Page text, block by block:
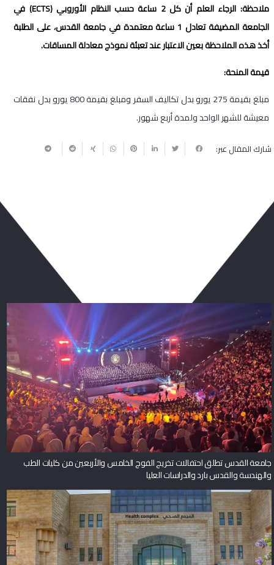
ملاحظة: الرجاء العلم أن كل 2 ساعة حسب النظام الأوروبي (
ECTS
) في
الجامعة المضيفة تعادل 1 ساعة معتمدة في جامعة القدس، على الطلبة
أخذ هذه الملاحظة بعين الاعتبار عند تعبئة نموذج معادلة المساقات.
قيمة المنحة:
مبلغ بقيمة 275 يورو بدل تكاليف السفر ومبلغ بقيمة 800 يورو بدل نفقات
معيشة للشهر الواحد ولمدة أربع شهور.
شارك المقال عبر:
جامعة القدس تطلق احتفالات تخريج الفوج الخامس والأربعين من كليات الطب
والهندسة والقدس بارد والدراسات العليا